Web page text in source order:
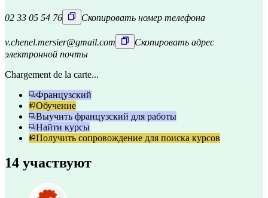
02 33 05 54 76 Скопировать номер телефона
v.chenel.mersier@gmail.com
Скопировать адрес
электронной почты
Chargement de la carte...
Французский
Обучение
Выучить французский для работы
Найти курсы
Получить сопровождение для поиска курсов
14 участвуют